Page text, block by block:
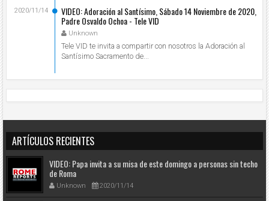
VIDEO: Adoración al Santísimo, Sábado 14 Noviembre de 2020,
Padre Osvaldo Ochoa - Tele VID
Unknown
2020/11/14
Tele VID te invita a compartir con nosotros la Adoración al
Santísimo Sacramento de...
ARTÍCULOS RECIENTES
VIDEO: Papa invita a su misa de este domingo a personas sin techo
de Roma
Unknown 2020/11/14